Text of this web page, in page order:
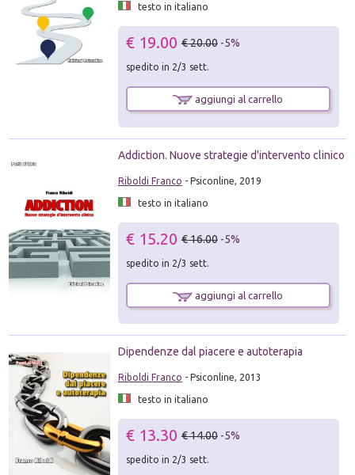
testo in italiano
€ 19.00 € 20.00 -5%
spedito in 2/3 sett.
aggiungi al carrello
Addiction. Nuove strategie d'intervento clinico
Riboldi Franco - Psiconline, 2019
testo in italiano
€ 15.20 € 16.00 -5%
spedito in 2/3 sett.
aggiungi al carrello
Dipendenze dal piacere e autoterapia
Riboldi Franco - Psiconline, 2013
testo in italiano
€ 13.30 € 14.00 -5%
spedito in 2/3 sett.